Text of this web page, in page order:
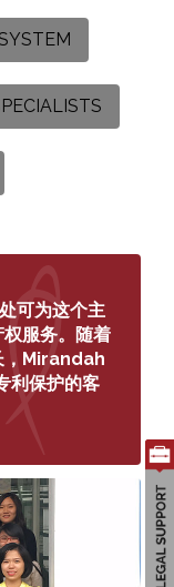
可为这个主
服务。随着
，Mirandah
利保护的客